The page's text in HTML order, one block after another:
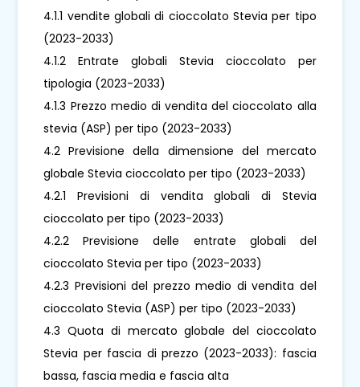
4.1.1 vendite globali di cioccolato Stevia per tipo
(2023-2033)
4.1.2 Entrate globali Stevia cioccolato per
tipologia (2023-2033)
4.1.3 Prezzo medio di vendita del cioccolato alla
stevia (ASP) per tipo (2023-2033)
4.2 Previsione della dimensione del mercato
globale Stevia cioccolato per tipo (2023-2033)
4.2.1 Previsioni di vendita globali di Stevia
cioccolato per tipo (2023-2033)
4.2.2 Previsione delle entrate globali del
cioccolato Stevia per tipo (2023-2033)
4.2.3 Previsioni del prezzo medio di vendita del
cioccolato Stevia (ASP) per tipo (2023-2033)
4.3 Quota di mercato globale del cioccolato
Stevia per fascia di prezzo (2023-2033): fascia
bassa, fascia media e fascia alta